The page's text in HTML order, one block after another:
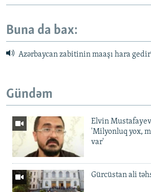
Buna da bax:
Azərbaycan zabitinin maaşı hara
Gündəm
Elvin Mustafayev
'Milyonluq yox,
var'
Gürcüstan ali